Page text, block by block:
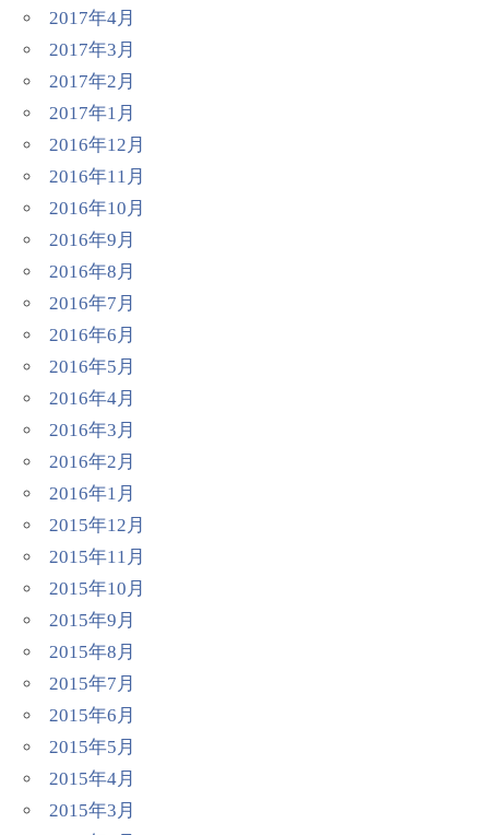
2017年4月
2017年3月
2017年2月
2017年1月
2016年12月
2016年11月
2016年10月
2016年9月
2016年8月
2016年7月
2016年6月
2016年5月
2016年4月
2016年3月
2016年2月
2016年1月
2015年12月
2015年11月
2015年10月
2015年9月
2015年8月
2015年7月
2015年6月
2015年5月
2015年4月
2015年3月